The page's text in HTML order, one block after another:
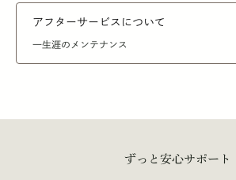
アフターサービスについて
一生涯のメンテナンス
ずっと安心サポート